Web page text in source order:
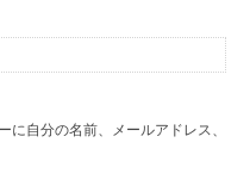
に自分の名前、メールアドレス、